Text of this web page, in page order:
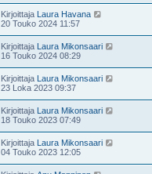
Kirjoittaja Laura Havana
20 Touko 2024 11:57
Kirjoittaja Laura Mikonsaari
16 Touko 2024 08:29
Kirjoittaja Laura Mikonsaari
23 Loka 2023 09:37
Kirjoittaja Laura Mikonsaari
18 Touko 2023 07:49
Kirjoittaja Laura Mikonsaari
04 Touko 2023 12:05